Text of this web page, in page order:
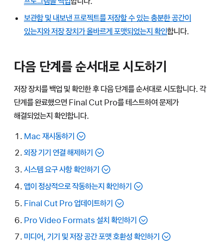
보관함 및 내보낸 프로젝트를 저장할 수 있는 충분한 공간이
있는지와 저장 장치가 올바르게 포맷되었는지 확인합니다.
다음 단계를 순서대로 시도하기
저장 장치를 백업 및 확인한 후 다음 단계를 순서대로 시도합니다. 각
단계를 완료했으면 Final Cut Pro를 테스트하여 문제가
해결되었는지 확인합니다.
Mac 재시동하기
외장 기기 연결 해제하기
시스템 요구 사항 확인하기
앱이 정상적으로 작동하는지 확인하기
Final Cut Pro 업데이트하기
Pro Video Formats 설치 확인하기
미디어, 기기 및 저장 공간 포맷 호환성 확인하기